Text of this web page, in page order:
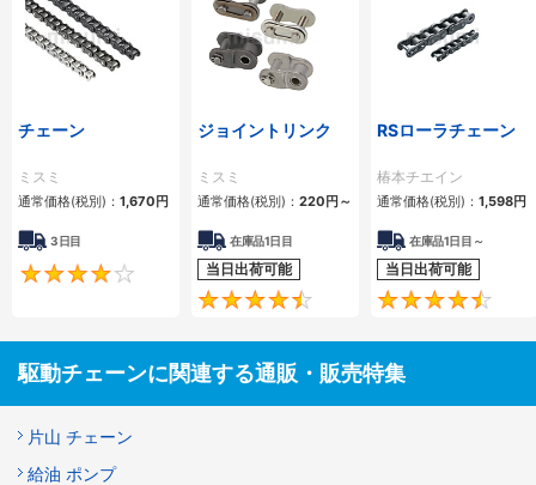
チェーン
ミスミ
通常価格(税別)： 1,670円
3日目
4.2
ジョイントリンク
ミスミ
通常価格(税別)： 220円～
在庫品1日目
当日出荷可能
4.5
RSローラチェーン
椿本チエイン
通常価格(税別)： 1,598円
在庫品1日目～
当日出荷可能
駆動チェーンに関連する通販・販売特集
片山 チェーン
給油 ポンプ